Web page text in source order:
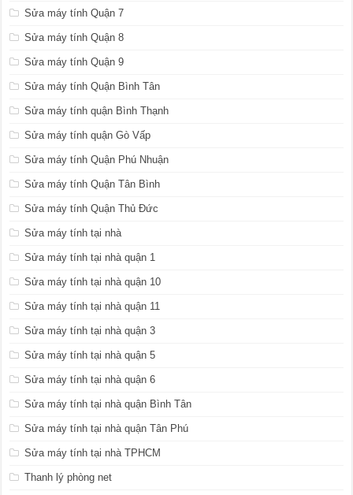
Sửa máy tính Quận 7
Sửa máy tính Quận 8
Sửa máy tính Quận 9
Sửa máy tính Quận Bình Tân
Sửa máy tính quận Bình Thạnh
Sửa máy tính quận Gò Vấp
Sửa máy tính Quận Phú Nhuận
Sửa máy tính Quận Tân Bình
Sửa máy tính Quận Thủ Đức
Sửa máy tính tại nhà
Sửa máy tính tại nhà quận 1
Sửa máy tính tại nhà quận 10
Sửa máy tính tại nhà quận 11
Sửa máy tính tại nhà quận 3
Sửa máy tính tại nhà quận 5
Sửa máy tính tại nhà quận 6
Sửa máy tính tại nhà quận Bình Tân
Sửa máy tính tại nhà quận Tân Phú
Sửa máy tính tại nhà TPHCM
Thanh lý phòng net